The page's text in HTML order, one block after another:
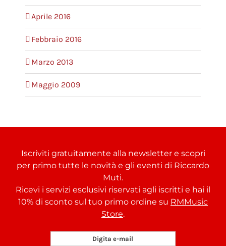
Aprile 2016
Febbraio 2016
Marzo 2013
Maggio 2009
Iscriviti gratuitamente alla newsletter e scopri
per primo tutte le novità e gli eventi di Riccardo
Muti.
Ricevi i servizi esclusivi riservati agli iscritti e hai il
10% di sconto sul tuo primo ordine su RMMusic
Store.